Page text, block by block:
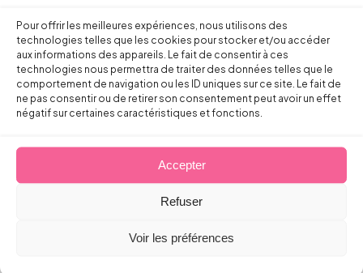
Pour offrir les meilleures expériences, nous utilisons des
technologies telles que les cookies pour stocker et/ou accéder
aux informations des appareils. Le fait de consentir à ces
technologies nous permettra de traiter des données telles que le
comportement de navigation ou les ID uniques sur ce site. Le fait de
ne pas consentir ou de retirer son consentement peut avoir un effet
négatif sur certaines caractéristiques et fonctions.
Accepter
Refuser
Voir les préférences
Partager sur
Continuer la lecture